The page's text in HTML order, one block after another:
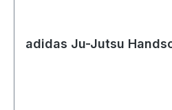
adidas Ju-Jutsu